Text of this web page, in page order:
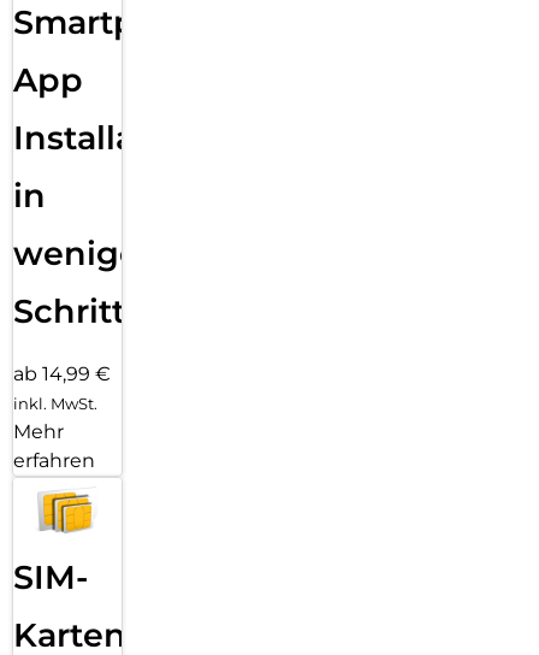
Smartphone
App
Installation
in
wenigen
Schritten
ab 14,99 €
inkl. MwSt.
Mehr
erfahren
SIM-
Karten